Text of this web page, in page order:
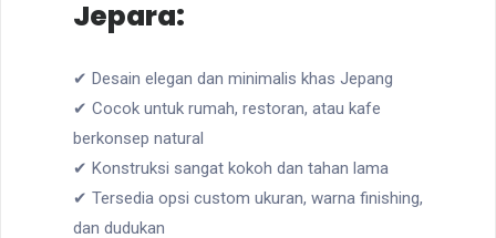
Jepara:
✔ Desain elegan dan minimalis khas Jepang
✔ Cocok untuk rumah, restoran, atau kafe
berkonsep natural
✔ Konstruksi sangat kokoh dan tahan lama
✔ Tersedia opsi custom ukuran, warna finishing,
dan dudukan